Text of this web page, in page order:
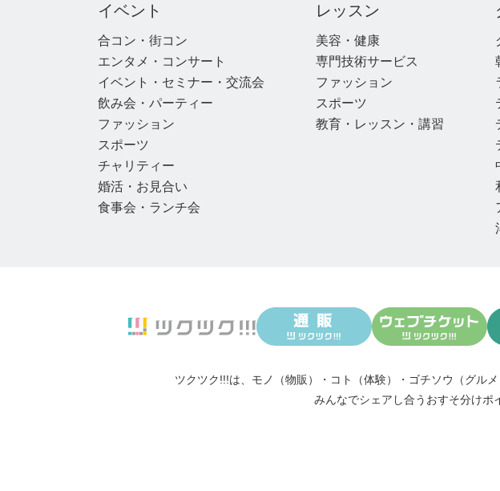
イベント
合コン・街コン
エンタメ・コンサート
イベント・セミナー・交流会
飲み会・パーティー
ファッション
スポーツ
チャリティー
婚活・お見合い
食事会・ランチ会
レッスン
美容・健康
専門技術サービス
ファッション
スポーツ
教育・レッスン・講習
ツクツク!!!は、 モノ（物販） ・ コト（体験） ・ ゴチソウ（グルメ
みんなでシェアし合う おすそ分けポ